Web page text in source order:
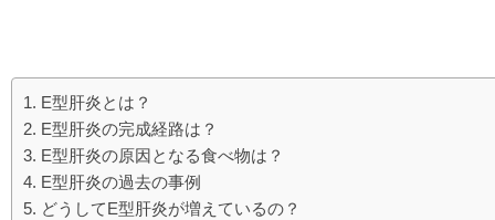
E型肝炎とは？
E型肝炎の完成経路は？
E型肝炎の原因となる食べ物は？
E型肝炎の過去の事例
どうしてE型肝炎が増えているの？